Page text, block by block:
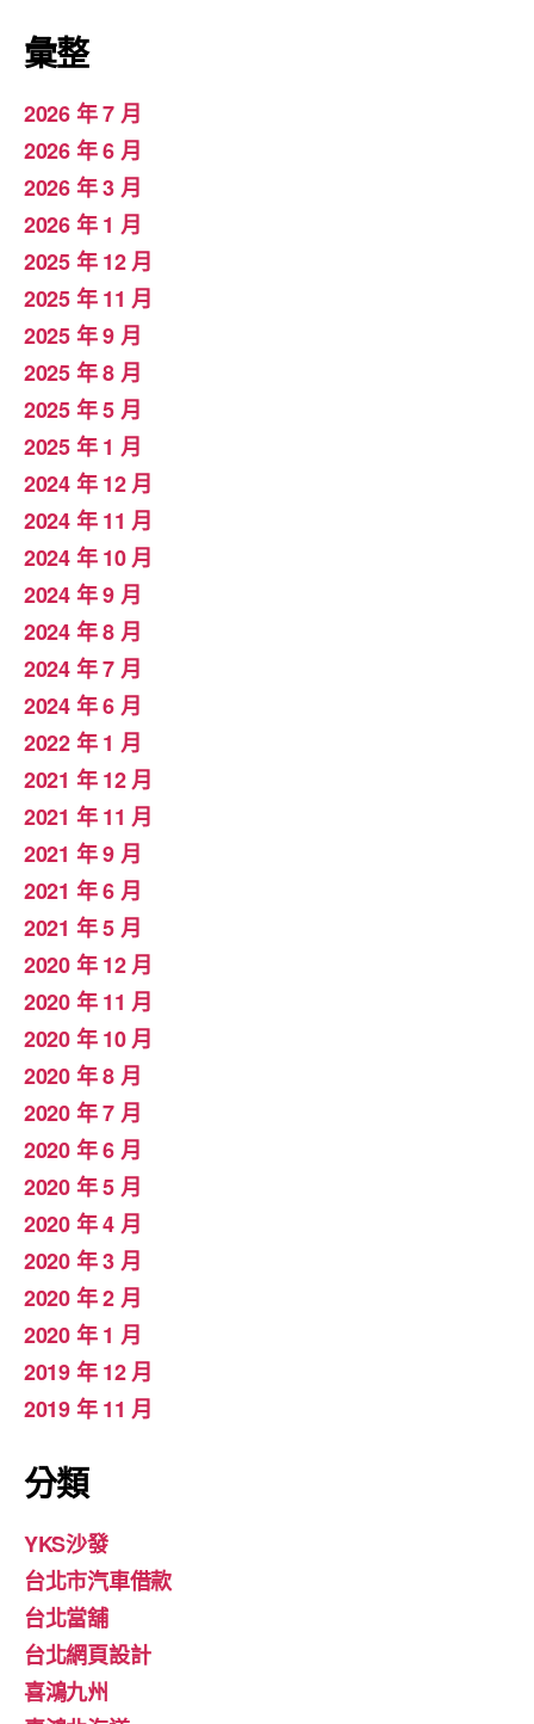
彙整
2026 年 7 月
2026 年 6 月
2026 年 3 月
2026 年 1 月
2025 年 12 月
2025 年 11 月
2025 年 9 月
2025 年 8 月
2025 年 5 月
2025 年 1 月
2024 年 12 月
2024 年 11 月
2024 年 10 月
2024 年 9 月
2024 年 8 月
2024 年 7 月
2024 年 6 月
2022 年 1 月
2021 年 12 月
2021 年 11 月
2021 年 9 月
2021 年 6 月
2021 年 5 月
2020 年 12 月
2020 年 11 月
2020 年 10 月
2020 年 8 月
2020 年 7 月
2020 年 6 月
2020 年 5 月
2020 年 4 月
2020 年 3 月
2020 年 2 月
2020 年 1 月
2019 年 12 月
2019 年 11 月
分類
YKS沙發
台北市汽車借款
台北當舖
台北網頁設計
喜鴻九州